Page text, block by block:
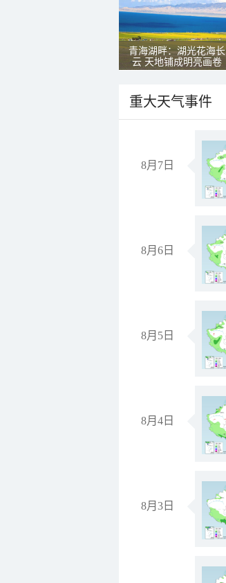
青海湖畔：湖光花海长
云 天地铺成明亮画卷
重大天气事件
8月7日
8月6日
8月5日
8月4日
8月3日